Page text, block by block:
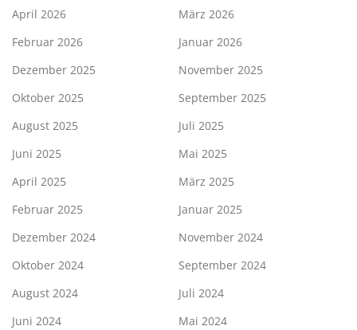
April 2026
März 2026
Februar 2026
Januar 2026
Dezember 2025
November 2025
Oktober 2025
September 2025
August 2025
Juli 2025
Juni 2025
Mai 2025
April 2025
März 2025
Februar 2025
Januar 2025
Dezember 2024
November 2024
Oktober 2024
September 2024
August 2024
Juli 2024
Juni 2024
Mai 2024